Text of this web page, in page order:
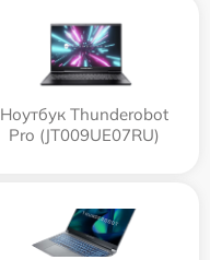
Ноутбук Thunderobot
Pro (JT009UE07RU)